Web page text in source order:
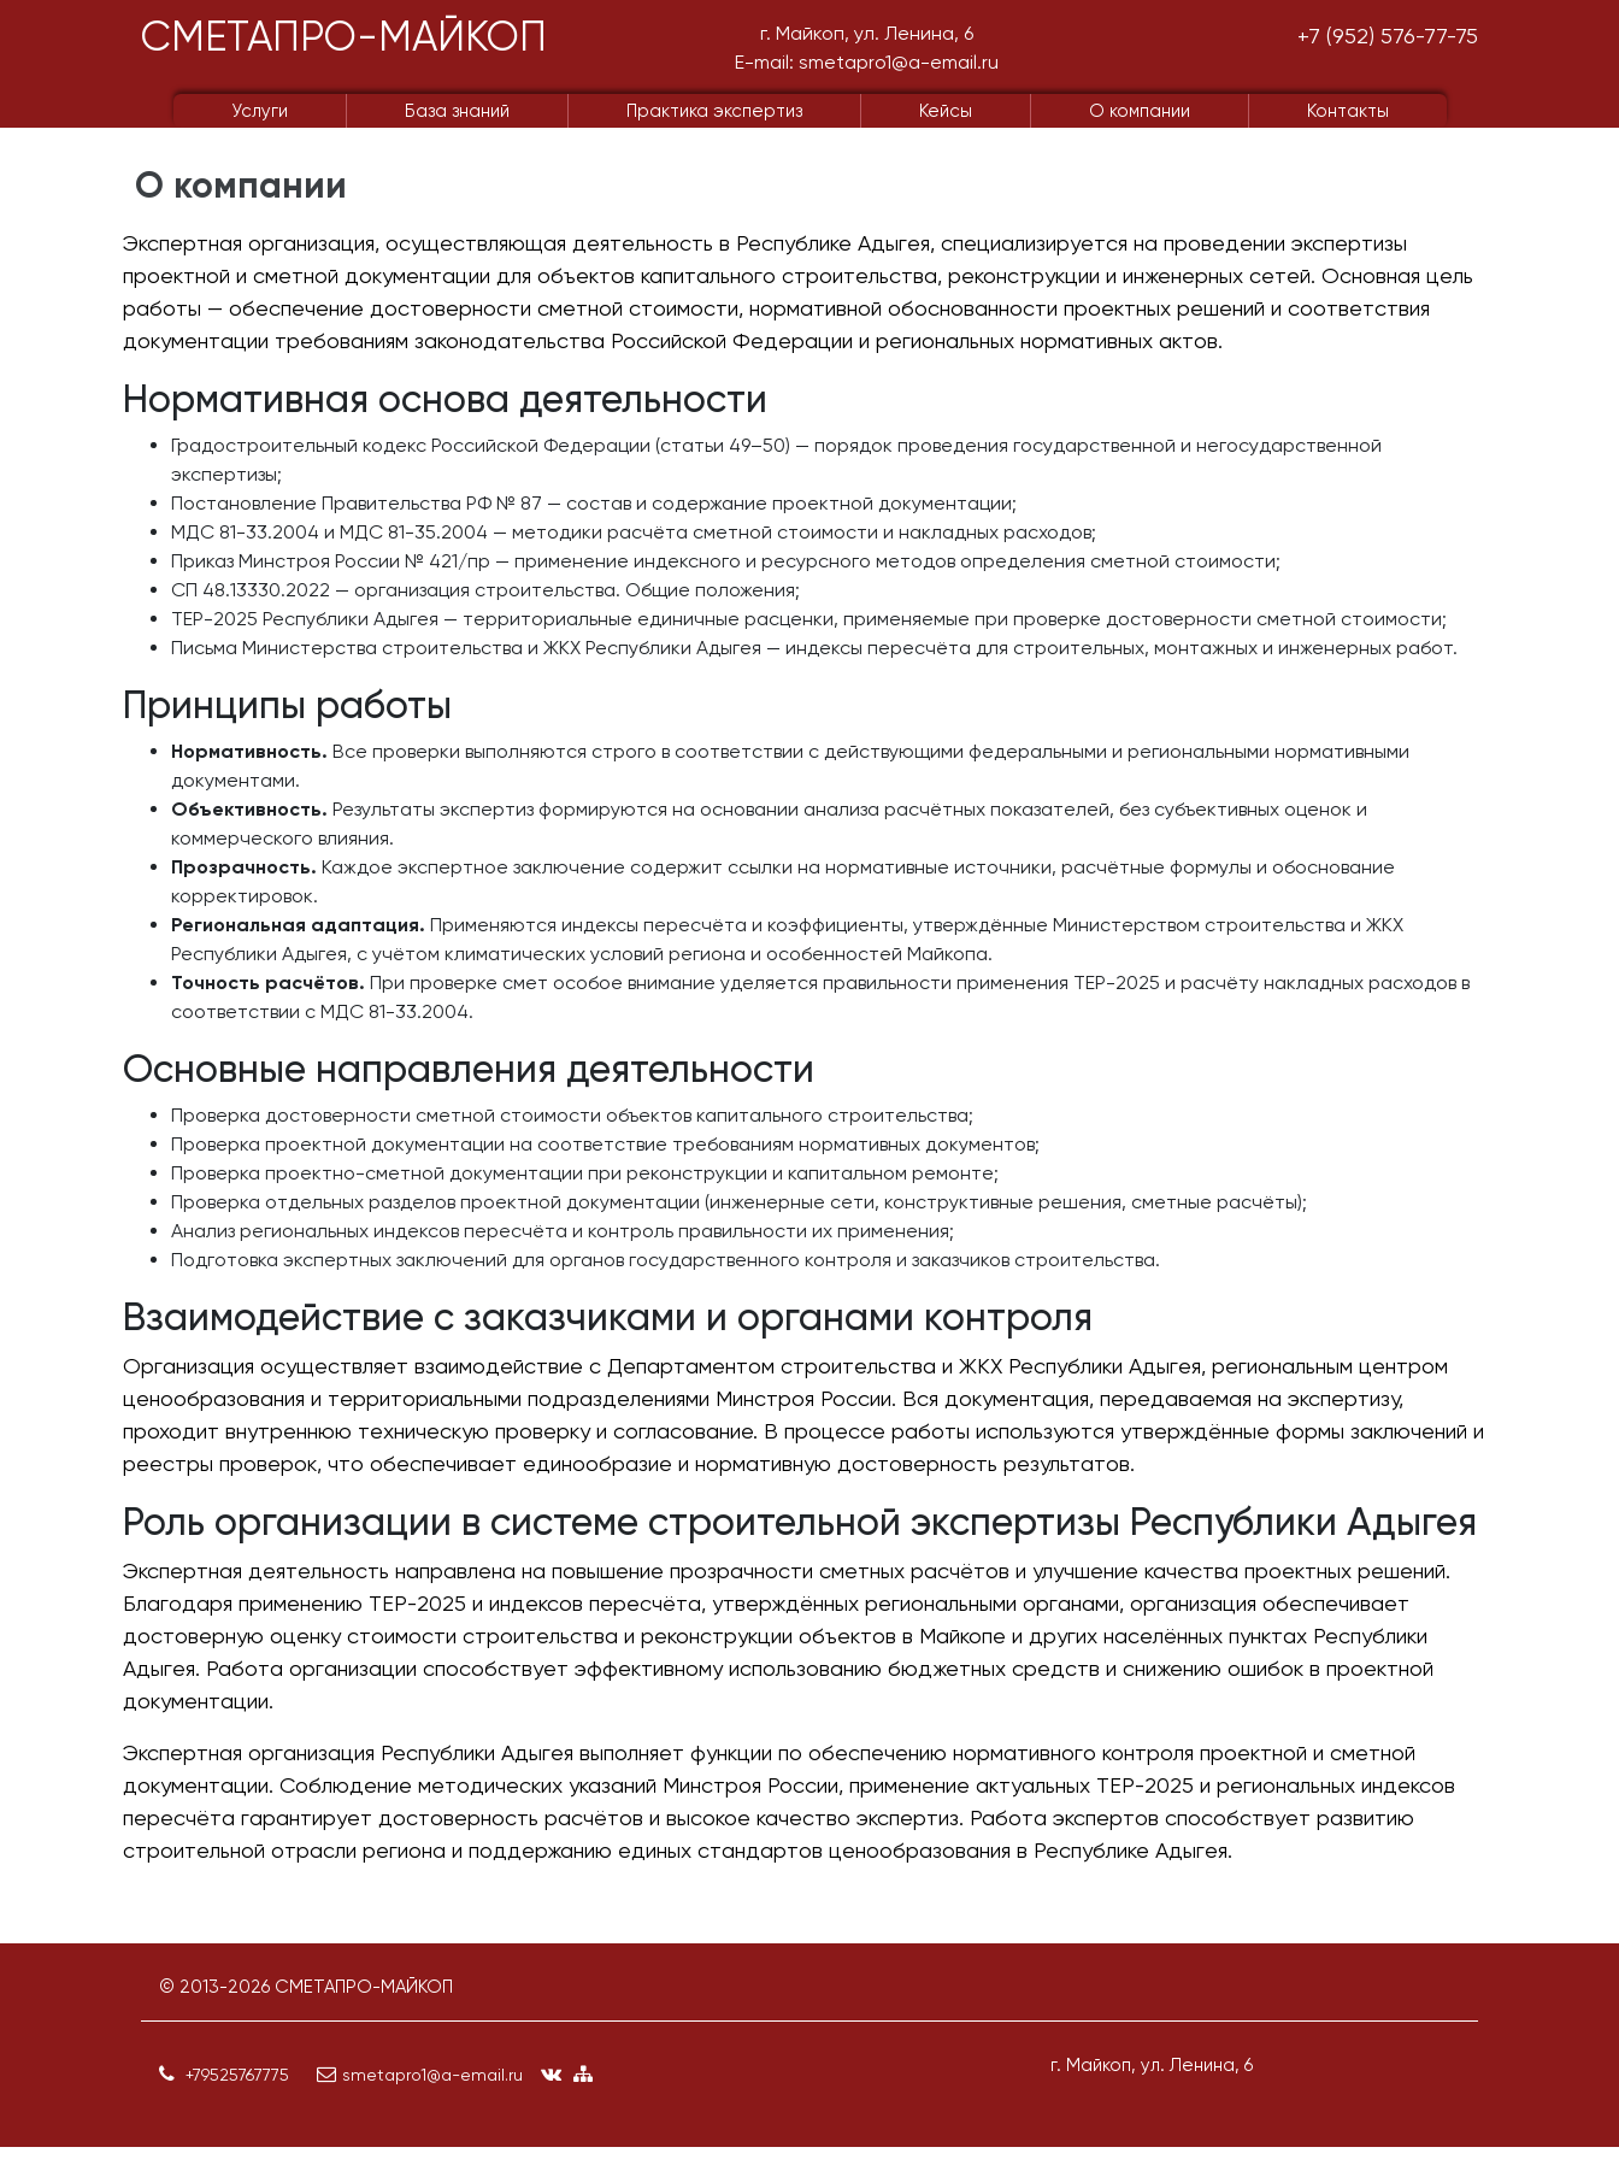
СМЕТАПРО-МАЙКОП
г. Майкоп, ул. Ленина, 6
E-mail: smetapro1@a-email.ru
+7 (952) 576-77-75
Услуги База знаний Практика экспертиз Кейсы О компании Контакты
О компании
Экспертная организация, осуществляющая деятельность в Республике Адыгея, специализируется на проведении экспертизы
проектной и сметной документации для объектов капитального строительства, реконструкции и инженерных сетей. Основная цель
работы — обеспечение достоверности сметной стоимости, нормативной обоснованности проектных решений и соответствия
документации требованиям законодательства Российской Федерации и региональных нормативных актов.
Нормативная основа деятельности
Градостроительный кодекс Российской Федерации (статьи 49–50) — порядок проведения государственной и негосударственной
экспертизы;
Постановление Правительства РФ № 87 — состав и содержание проектной документации;
МДС 81-33.2004 и МДС 81-35.2004 — методики расчёта сметной стоимости и накладных расходов;
Приказ Минстроя России № 421/пр — применение индексного и ресурсного методов определения сметной стоимости;
СП 48.13330.2022 — организация строительства. Общие положения;
ТЕР-2025 Республики Адыгея — территориальные единичные расценки, применяемые при проверке достоверности сметной стоимости;
Письма Министерства строительства и ЖКХ Республики Адыгея — индексы пересчёта для строительных, монтажных и инженерных работ.
Принципы работы
Нормативность. Все проверки выполняются строго в соответствии с действующими федеральными и региональными нормативными
документами.
Объективность. Результаты экспертиз формируются на основании анализа расчётных показателей, без субъективных оценок и
коммерческого влияния.
Прозрачность. Каждое экспертное заключение содержит ссылки на нормативные источники, расчётные формулы и обоснование
корректировок.
Региональная адаптация. Применяются индексы пересчёта и коэффициенты, утверждённые Министерством строительства и ЖКХ
Республики Адыгея, с учётом климатических условий региона и особенностей Майкопа.
Точность расчётов. При проверке смет особое внимание уделяется правильности применения ТЕР-2025 и расчёту накладных расходов в
соответствии с МДС 81-33.2004.
Основные направления деятельности
Проверка достоверности сметной стоимости объектов капитального строительства;
Проверка проектной документации на соответствие требованиям нормативных документов;
Проверка проектно-сметной документации при реконструкции и капитальном ремонте;
Проверка отдельных разделов проектной документации (инженерные сети, конструктивные решения, сметные расчёты);
Анализ региональных индексов пересчёта и контроль правильности их применения;
Подготовка экспертных заключений для органов государственного контроля и заказчиков строительства.
Взаимодействие с заказчиками и органами контроля
Организация осуществляет взаимодействие с Департаментом строительства и ЖКХ Республики Адыгея, региональным центром
ценообразования и территориальными подразделениями Минстроя России. Вся документация, передаваемая на экспертизу,
проходит внутреннюю техническую проверку и согласование. В процессе работы используются утверждённые формы заключений и
реестры проверок, что обеспечивает единообразие и нормативную достоверность результатов.
Роль организации в системе строительной экспертизы Республики Адыгея
Экспертная деятельность направлена на повышение прозрачности сметных расчётов и улучшение качества проектных решений.
Благодаря применению ТЕР-2025 и индексов пересчёта, утверждённых региональными органами, организация обеспечивает
достоверную оценку стоимости строительства и реконструкции объектов в Майкопе и других населённых пунктах Республики
Адыгея. Работа организации способствует эффективному использованию бюджетных средств и снижению ошибок в проектной
документации.
Экспертная организация Республики Адыгея выполняет функции по обеспечению нормативного контроля проектной и сметной
документации. Соблюдение методических указаний Минстроя России, применение актуальных ТЕР-2025 и региональных индексов
пересчёта гарантирует достоверность расчётов и высокое качество экспертиз. Работа экспертов способствует развитию
строительной отрасли региона и поддержанию единых стандартов ценообразования в Республике Адыгея.
© 2013-2026 СМЕТАПРО-МАЙКОП
+79525767775 smetapro1@a-email.ru г. Майкоп, ул. Ленина, 6